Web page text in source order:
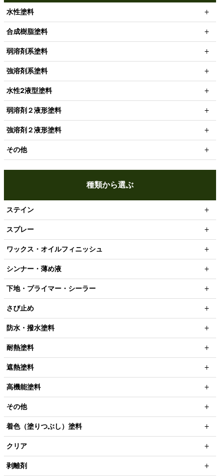
水性塗料
合成樹脂塗料
弱溶剤系塗料
強溶剤系塗料
水性2液型塗料
弱溶剤２液形塗料
強溶剤２液形塗料
その他
種類から選ぶ
ステイン
スプレー
ワックス・オイルフィニッシュ
シンナー・薄め液
下地・プライマー・シーラー
さび止め
防水・撥水塗料
耐熱塗料
遮熱塗料
高機能塗料
その他
着色（塗りつぶし）塗料
クリア
剥離剤